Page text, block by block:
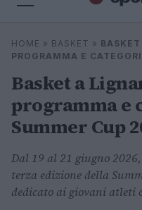
Cerca
HOME » BASKET »
PROGRAMMA E
Basket a
programma e
Summer Cup
Dal 19 al 21 giugno
terza edizione della
dedicato ai giovani atleti